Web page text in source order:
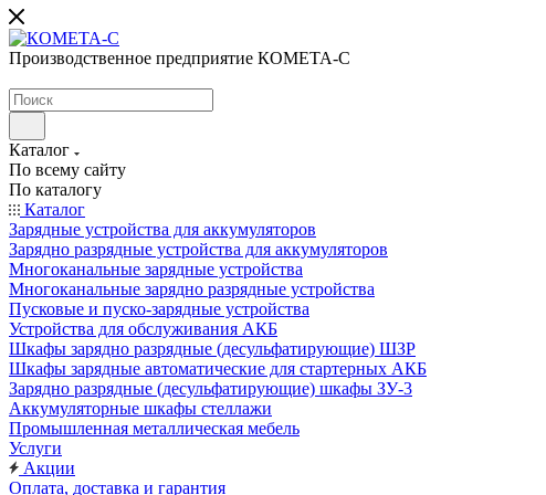
Производственное предприятие КОМЕТА-С
Каталог
По всему сайту
По каталогу
Каталог
Зарядные устройства для аккумуляторов
Зарядно разрядные устройства для аккумуляторов
Многоканальные зарядные устройства
Многоканальные зарядно разрядные устройства
Пусковые и пуско-зарядные устройства
Устройства для обслуживания АКБ
Шкафы зарядно разрядные (десульфатирующие) ШЗР
Шкафы зарядные автоматические для стартерных АКБ
Зарядно разрядные (десульфатирующие) шкафы ЗУ-3
Аккумуляторные шкафы стеллажи
Промышленная металлическая мебель
Услуги
Акции
Оплата, доставка и гарантия